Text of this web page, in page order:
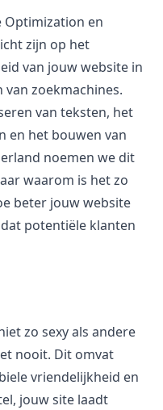
Optimization en
zijn op het
van jouw website in
zoekmachines.
van teksten, het
en het bouwen van
noemen we dit
waarom is het zo
beter jouw website
potentiële klanten
zo sexy als andere
nooit. Dit omvat
vriendelijkheid en
jouw site laadt